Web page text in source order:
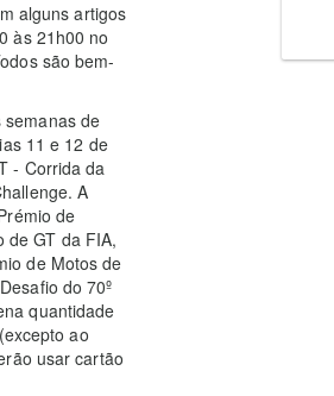
alguns artigos
às 21h00 no
são bem-
semanas de
11 e 12 de
- Corrida da
A
de
de GT da FIA,
de Motos de
do 70º
quantidade
ao
usar cartão